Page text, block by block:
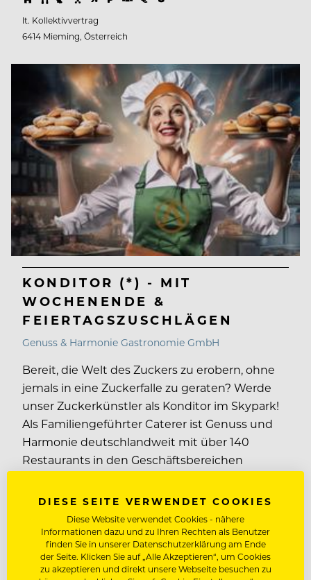
lt. Kollektivvertrag
6414 Mieming, Österreich
KONDITOR (*) - MIT
WOCHENENDE &
FEIERTAGSZUSCHLÄGEN
Genuss & Harmonie Gastronomie GmbH
Bereit, die Welt des Zuckers zu erobern, ohne
jemals in eine Zuckerfalle zu geraten? Werde
unser Zuckerkünstler als Konditor im Skypark!
Als Familiengeführter Caterer ist Genuss und
Harmonie deutschlandweit mit über 140
Restaurants in den Geschäftsbereichen
Gäste erleben täglich frische und
handwerkliche Kulinarik. Seit 1951 widmen wir
uns…
DIESE SEITE VERWENDET COOKIES
Diese Website verwendet Cookies - nähere
Informationen dazu und zu Ihren Rechten als Benutzer
finden Sie in unserer Datenschutzerklärung am Ende
der Seite. Klicken Sie auf „Alle Akzeptieren“, um Cookies
zu akzeptieren und direkt unsere Webseite besuchen zu